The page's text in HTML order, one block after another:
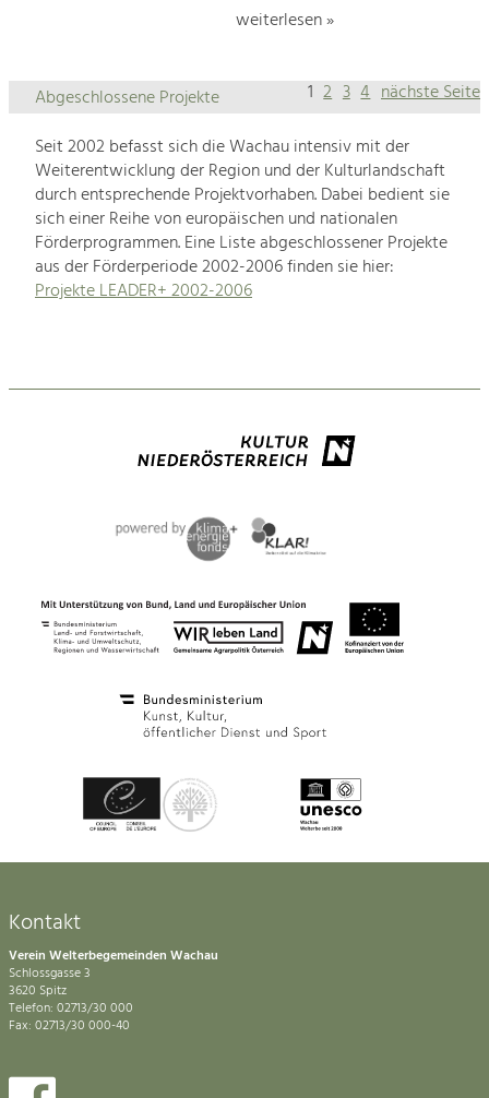
weiterlesen »
1 2 3 4 nächste Seite
Abgeschlossene Projekte
Seit 2002 befasst sich die Wachau intensiv mit der
Weiterentwicklung der Region und der Kulturlandschaft
durch entsprechende Projektvorhaben. Dabei bedient sie
sich einer Reihe von europäischen und nationalen
Förderprogrammen. Eine Liste abgeschlossener Projekte
aus der Förderperiode 2002-2006 finden sie hier:
Projekte LEADER+ 2002-2006
Kontakt
Verein Welterbegemeinden Wachau
Schlossgasse 3
3620 Spitz
Telefon: 02713/30 000
Fax: 02713/30 000-40